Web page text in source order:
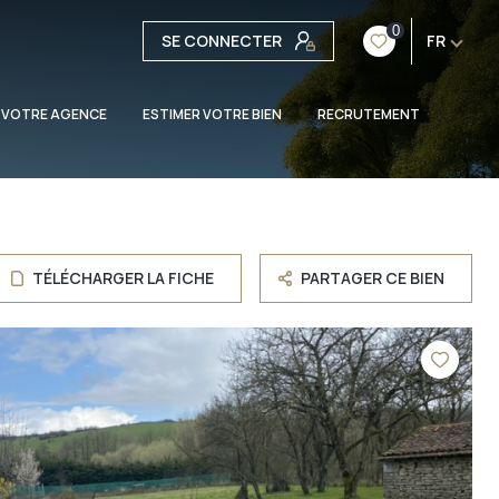
SE CONNECTER 0 FR
AGENCE ESTIMER VOTRE BIEN RECRUTEMENT
TÉLÉCHARGER LA FICHE PARTAGER CE BIEN